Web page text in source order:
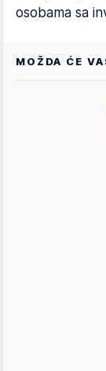
osobama sa
MOŽDA ĆE